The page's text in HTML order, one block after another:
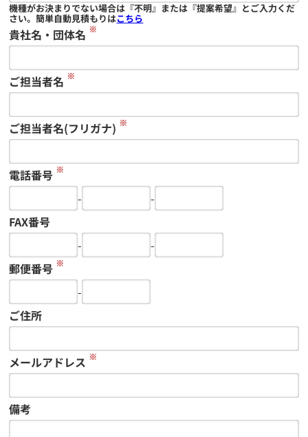
機種がお決まりでない場合は『不明』または『提案希望』とご入力くだ
さい。簡単自動見積もりはこちら
貴社名・団体名 ※
ご担当者名 ※
ご担当者名(フリガナ) ※
電話番号 ※
-
-
FAX番号
-
-
郵便番号 ※
-
ご住所
メールアドレス ※
備考